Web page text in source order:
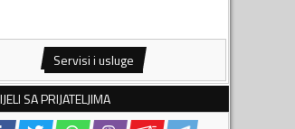
Servisi i usluge
SA PRIJATELJIMA